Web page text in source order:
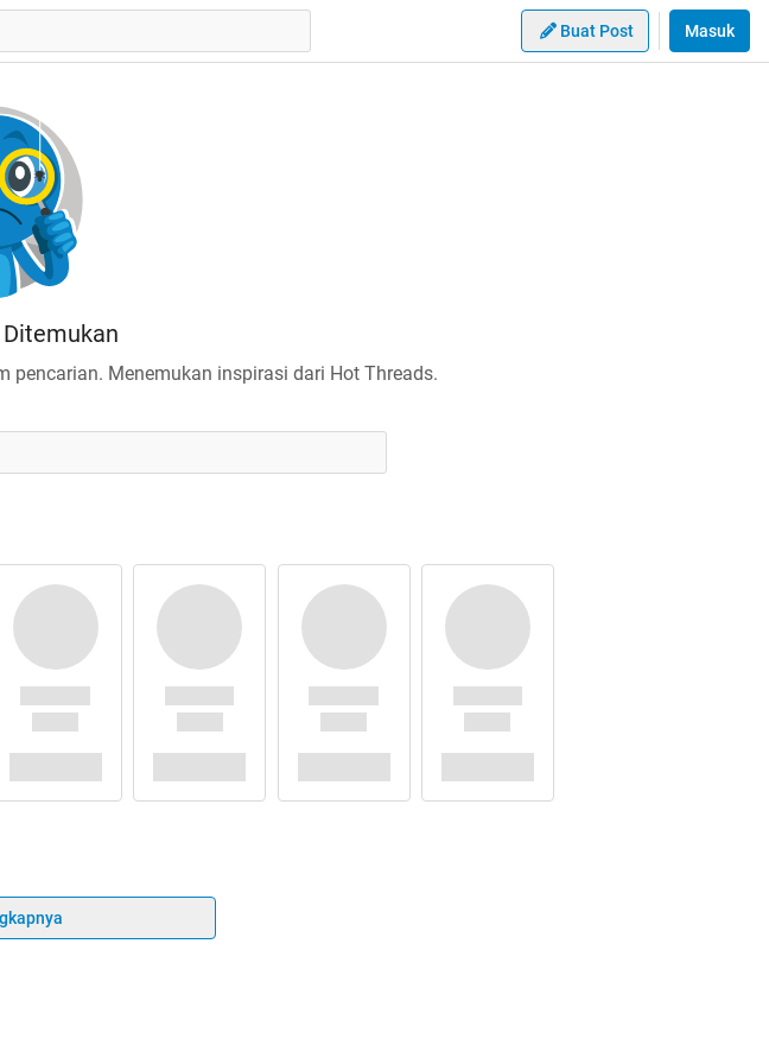
Buat Post Masuk
Menemukan inspirasi dari Hot Threads.